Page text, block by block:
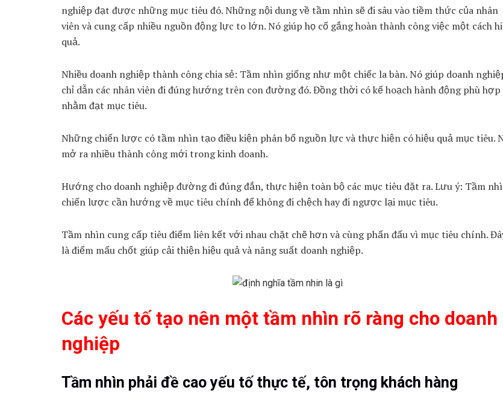
nghiệp đạt được những mục tiêu đó. Những nội dung về tầm nhìn sẽ đi sâu vào tiềm thức của nhân
viên và cung cấp nhiều nguồn động lực to lớn. Nó giúp họ cố gắng hoàn thành công việc một cách
quả.
Nhiều doanh nghiệp thành công chia sẻ: Tầm nhìn giống như một chiếc la bàn. Nó giúp doanh
chỉ dẫn các nhân viên đi đúng hướng trên con đường đó. Đồng thời có kế hoạch hành động phù hợp
nhằm đạt mục tiêu.
Những chiến lược có tầm nhìn tạo điều kiện phân bổ nguồn lực và thực hiện có hiệu quả mục tiêu.
mở ra nhiều thành công mới trong kinh doanh.
Hướng cho doanh nghiệp đường đi đúng đắn, thực hiện toàn bộ các mục tiêu đặt ra. Lưu ý: Tầm
chiến lược cần hướng về mục tiêu chính để không đi chệch hay đi ngược lại mục tiêu.
Tầm nhìn cung cấp tiêu điểm liên kết với nhau chặt chẽ hơn và cùng phấn đấu vì mục tiêu chính.
là điểm mấu chốt giúp cải thiện hiệu quả và năng suất doanh nghiệp.
Các yếu tố tạo nên một tầm nhìn rõ ràng cho doanh
nghiệp
Tầm nhìn phải đề cao yếu tố thực tế, tôn trọng khách hàng